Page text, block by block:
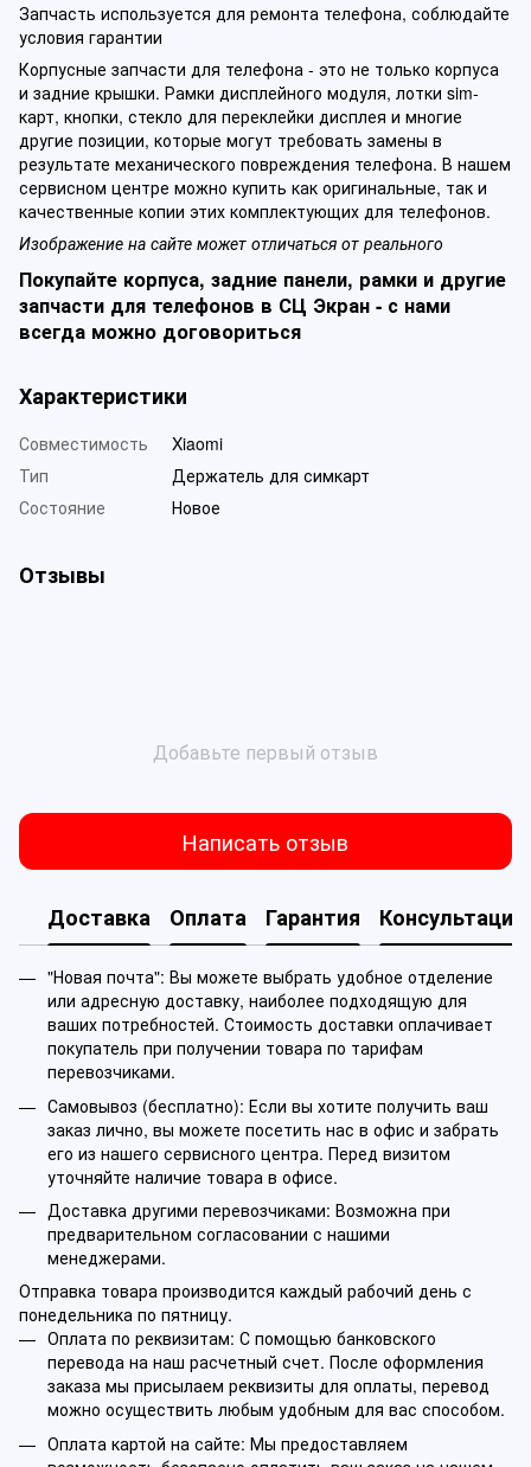
Запчасть используется для ремонта телефона, соблюдайте
условия гарантии
Корпусные запчасти для телефона - это не только корпуса
и задние крышки. Рамки дисплейного модуля, лотки sim-
карт, кнопки, стекло для переклейки дисплея и многие
другие позиции, которые могут требовать замены в
результате механического повреждения телефона. В нашем
сервисном центре можно купить как оригинальные, так и
качественные копии этих комплектующих для телефонов.
Изображение на сайте может отличаться от реального
Покупайте корпуса, задние панели, рамки и другие
запчасти для телефонов в СЦ Экран - с нами
всегда можно договориться
Характеристики
Совместимость
Xiaomi
Тип
Держатель для симкарт
Состояние
Новое
Отзывы
Добавьте первый отзыв
Написать отзыв
Доставка Оплата Гарантия Консультация
"Новая почта": Вы можете выбрать удобное отделение
или адресную доставку, наиболее подходящую для
ваших потребностей. Стоимость доставки оплачивает
покупатель при получении товара по тарифам
перевозчиками.
Самовывоз (бесплатно): Если вы хотите получить ваш
заказ лично, вы можете посетить нас в офис и забрать
его из нашего сервисного центра. Перед визитом
уточняйте наличие товара в офисе.
Доставка другими перевозчиками: Возможна при
предварительном согласовании с нашими
менеджерами.
Отправка товара производится каждый рабочий день с
понедельника по пятницу.
Оплата по реквизитам: С помощью банковского
перевода на наш расчетный счет. После оформления
заказа мы присылаем реквизиты для оплаты, перевод
можно осуществить любым удобным для вас способом.
Оплата картой на сайте: Мы предоставляем